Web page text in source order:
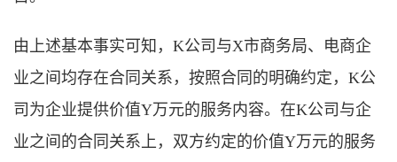
由上述基本事实可知，K公司与X市商务局、电商企
业之间均存在合同关系，按照合同的明确约定，K公
司为企业提供价值Y万元的服务内容。在K公司与企
业之间的合同关系上，双方约定的价值Y万元的服务